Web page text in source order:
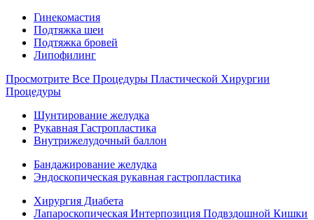
Гинекомастия
Подтяжка шеи
Подтяжка бровей
Липофилинг
Просмотрите Все Процедуры Пластической Хирургии
Процедуры
Шунтирование желудка
Рукавная Гастропластика
Внутрижелудочный баллон
Бандажирование желудка
Эндоскопическая рукавная гастропластика
Хирургия Диабета
Лапароскопическая Интерпозиция Подвздошной Кишки